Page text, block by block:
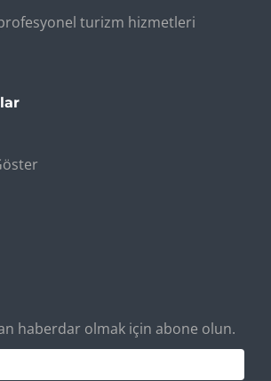
turizm hizmetleri
haberdar olmak için abone olun.